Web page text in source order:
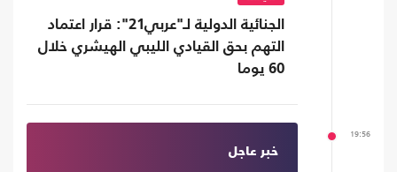
الجنائية الدولية لـ"عربي21": قرار اعتماد
التهم بحق القيادي الليبي الهيشري خلال
60 يوما
19:56
خبر عاجل